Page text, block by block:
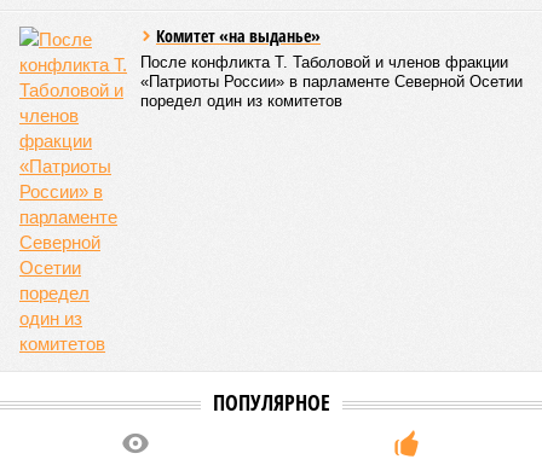
Министерство транспорта Республики Дагестан обнародовало
актуальную сводку о ходе ликвидации последствий мощных
ливней, обрушившихся на регион.
Согласно официальным данным на 13 июля, дорожным
службам удалось восстановить транспортное сообщение
на 17 ранее пострадавших участках автомобильных дорог,
однако 18 населённых пунктов всё ещё пребывают в
транспортной блокаде.
Напомним, что мощнейшие дожди, прошедшие 8 июля,
нанесли колоссальный урон дорожной инфраструктуре, в
цифра сократилась до 23, и сейчас в профильном
ведомстве фиксируют дальнейшее улучшение обстановки.